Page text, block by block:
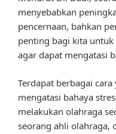
menyebabkan
pencernaan, bahkan
penting bagi kita
agar dapat mengatasi
Terdapat berbagai
mengatasi bahaya
melakukan olahraga
seorang ahli olahraga,